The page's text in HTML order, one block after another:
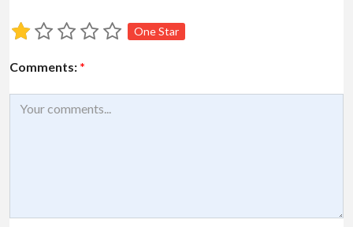
One Star
Comments: *